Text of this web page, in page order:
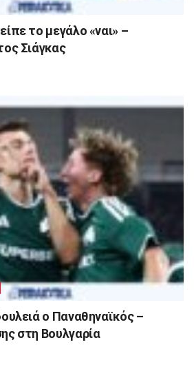
το μεγάλο «ναι» –
Σιάγκας
ο Παναθηναϊκός –
στη Βουλγαρία